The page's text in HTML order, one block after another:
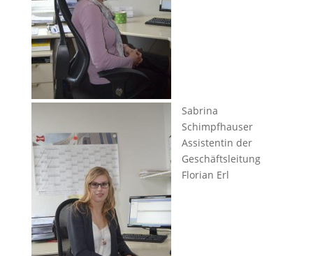
Sabrina
Schimpfhauser
Assistentin der
Geschäftsleitung
Florian Erl